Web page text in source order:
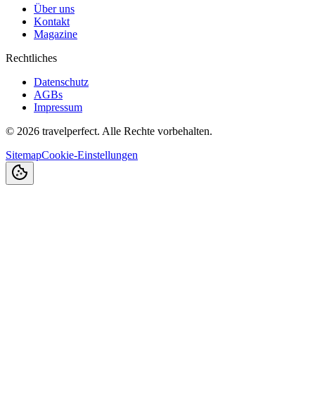
Über uns
Kontakt
Magazine
Rechtliches
Datenschutz
AGBs
Impressum
© 2026 travelperfect. Alle Rechte vorbehalten.
SitemapCookie-Einstellungen